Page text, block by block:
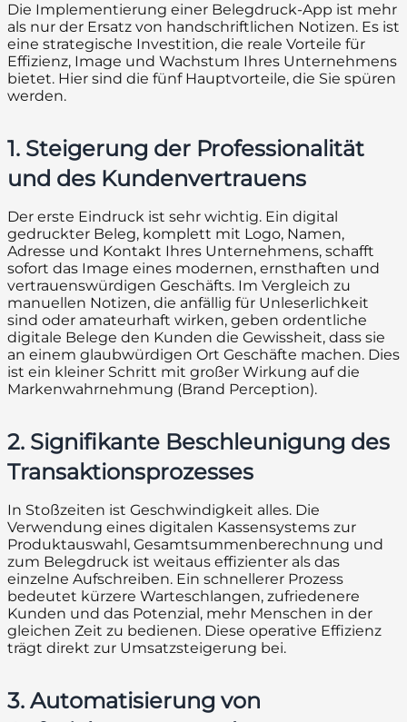
Die Implementierung einer Belegdruck-App ist mehr
als nur der Ersatz von handschriftlichen Notizen. Es ist
eine strategische Investition, die reale Vorteile für
Effizienz, Image und Wachstum Ihres Unternehmens
bietet. Hier sind die fünf Hauptvorteile, die Sie spüren
werden.
1. Steigerung der Professionalität
und des Kundenvertrauens
Der erste Eindruck ist sehr wichtig. Ein digital
gedruckter Beleg, komplett mit Logo, Namen,
Adresse und Kontakt Ihres Unternehmens, schafft
sofort das Image eines modernen, ernsthaften und
vertrauenswürdigen Geschäfts. Im Vergleich zu
manuellen Notizen, die anfällig für Unleserlichkeit
sind oder amateurhaft wirken, geben ordentliche
digitale Belege den Kunden die Gewissheit, dass sie
an einem glaubwürdigen Ort Geschäfte machen. Dies
ist ein kleiner Schritt mit großer Wirkung auf die
Markenwahrnehmung (Brand Perception).
2. Signifikante Beschleunigung des
Transaktionsprozesses
In Stoßzeiten ist Geschwindigkeit alles. Die
Verwendung eines digitalen Kassensystems zur
Produktauswahl, Gesamtsummenberechnung und
zum Belegdruck ist weitaus effizienter als das
einzelne Aufschreiben. Ein schnellerer Prozess
bedeutet kürzere Warteschlangen, zufriedenere
Kunden und das Potenzial, mehr Menschen in der
gleichen Zeit zu bedienen. Diese operative Effizienz
trägt direkt zur Umsatzsteigerung bei.
3. Automatisierung von